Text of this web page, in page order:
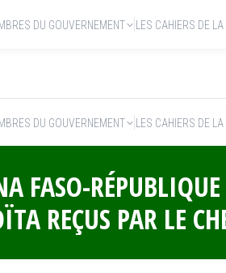
DU GOUVERNEMENT LES CAHIERS DE
FASO-
REÇUS PAR LE
DU GOUVERNEMENT LES CAHIERS DE